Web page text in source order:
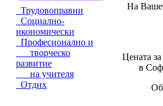
Трудовоправни
Социално-
икономически
Професионално и
творческо
развитие
на учителя
Отдих
На
Цената
в